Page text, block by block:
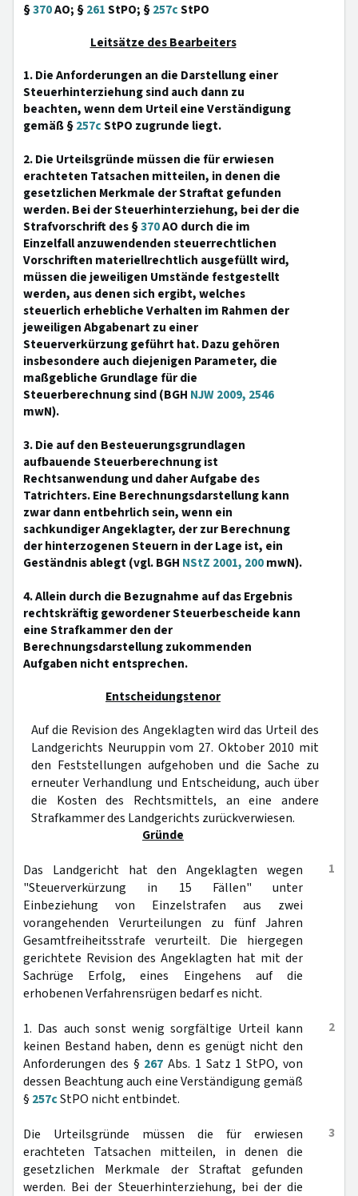
§370AO; §261StPO; §257cStPO
Leitsätze des Bearbeiters
1. Die Anforderungen an die Darstellung einer
Steuerhinterziehung sind auch dann zu
beachten, wenn dem Urteil eine Verständigung
gemäß §257cStPO zugrunde liegt.
2. Die Urteilsgründe müssen die für erwiesen
erachteten Tatsachen mitteilen, in denen die
gesetzlichen Merkmale der Straftat gefunden
werden. Bei der Steuerhinterziehung, bei der die
Strafvorschrift des §370AO durch die im
Einzelfall anzuwendenden steuerrechtlichen
Vorschriften materiellrechtlich ausgefüllt wird,
müssen die jeweiligen Umstände festgestellt
werden, aus denen sich ergibt, welches
steuerlich erhebliche Verhalten im Rahmen der
jeweiligen Abgabenart zu einer
Steuerverkürzung geführt hat. Dazu gehören
insbesondere auch diejenigen Parameter, die
maßgebliche Grundlage für die
Steuerberechnung sind (BGH NJW 2009, 2546
mwN).
3. Die auf den Besteuerungsgrundlagen
aufbauende Steuerberechnung ist
Rechtsanwendung und daher Aufgabe des
Tatrichters. Eine Berechnungsdarstellung kann
zwar dann entbehrlich sein, wenn ein
sachkundiger Angeklagter, der zur Berechnung
der hinterzogenen Steuern in der Lage ist, ein
Geständnis ablegt (vgl. BGH NStZ 2001, 200mwN).
4. Allein durch die Bezugnahme auf das Ergebnis
rechtskräftig gewordener Steuerbescheide kann
eine Strafkammer den der
Berechnungsdarstellung zukommenden
Aufgaben nicht entsprechen.
Entscheidungstenor
Auf die Revision des Angeklagten wird das Urteil des
Landgerichts Neuruppin vom 27. Oktober 2010 mit
den Feststellungen aufgehoben und die Sache zu
erneuter Verhandlung und Entscheidung, auch über
die Kosten des Rechtsmittels, an eine andere
Strafkammer des Landgerichts zurückverwiesen.
Gründe
1
Das Landgericht hat den Angeklagten wegen
"Steuerverkürzung in 15 Fällen" unter
Einbeziehung von Einzelstrafen aus zwei
vorangehenden Verurteilungen zu fünf Jahren
Gesamtfreiheitsstrafe verurteilt. Die hiergegen
gerichtete Revision des Angeklagten hat mit der
Sachrüge Erfolg, eines Eingehens auf die
erhobenen Verfahrensrügen bedarf es nicht.
2
1. Das auch sonst wenig sorgfältige Urteil kann
keinen Bestand haben, denn es genügt nicht den
Anforderungen des § 267 Abs. 1 Satz 1 StPO, von
dessen Beachtung auch eine Verständigung gemäß
§ 257cStPO nicht entbindet.
3
Die Urteilsgründe müssen die für erwiesen
erachteten Tatsachen mitteilen, in denen die
gesetzlichen Merkmale der Straftat gefunden
werden. Bei der Steuerhinterziehung, bei der die